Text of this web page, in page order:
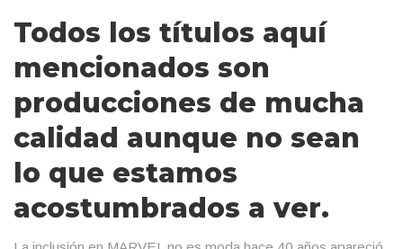
Todos los títulos aquí
mencionados son
producciones de mucha
calidad aunque no sean
lo que estamos
acostumbrados a ver.